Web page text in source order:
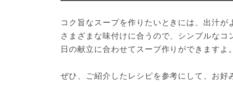
コク旨なスープを作りたいときには、出汁
さまざまな味付けに合うので、シンプルな
日の献立に合わせてスープ作りができますよ。
ぜひ、ご紹介したレシピを参考にして、お好